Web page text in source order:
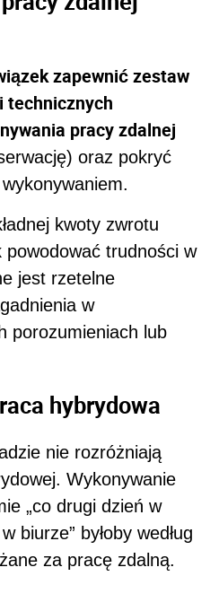
zapewnić zestaw
technicznych
pracy zdalnej
oraz pokryć
kwoty zwrotu
powodować trudności w
jest rzetelne
w
porozumieniach lub
hybrydowa
nie rozróżniają
Wykonywanie
„co drugi dzień w
biurze” byłoby według
za pracę zdalną.